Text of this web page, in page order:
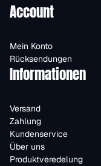
Account
Mein Konto
Rücksendungen
Informationen
Versand
Zahlung
Kundenservice
Über uns
Produktveredelung